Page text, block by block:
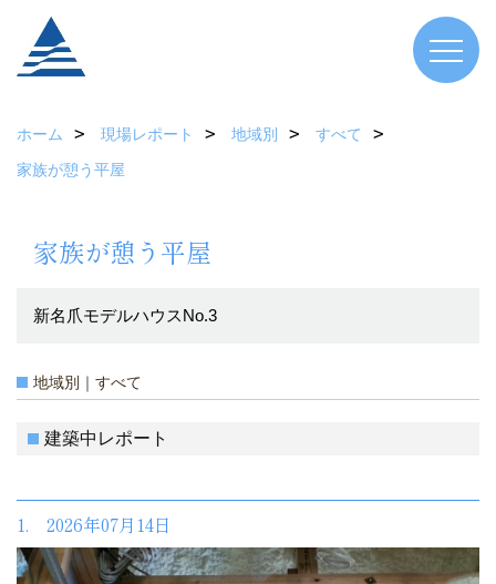
ホーム 現場レポート 地域別
すべて
家族が憩う平屋
家族が憩う平屋
新名爪モデルハウスNo.3
地域別｜すべて
建築中レポート
1. 2026年07月14日